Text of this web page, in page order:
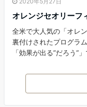
オレンジセオリーフ
全米で大人気の「オレ
裏付けされたプログラ
「効果が出る”だろう”